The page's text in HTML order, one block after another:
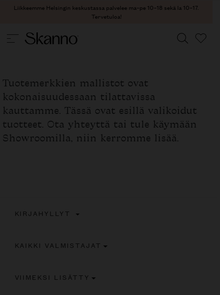
Liikkeemme Helsingin keskustassa palvelee ma–pe 10–18 sekä la 10–17.
Tervetuloa!
Type 2 or more characters for results.
Tuotemerkkien mallistot ovat
kokonaisuudessaan tilattavissa
kauttamme. Tässä ovat esillä valikoidut
tuotteet. Ota yhteyttä tai tule käymään
Showroomilla, niin kerromme lisää.
KIRJAHYLLYT
KAIKKI VALMISTAJAT
VIIMEKSI LISÄTTY